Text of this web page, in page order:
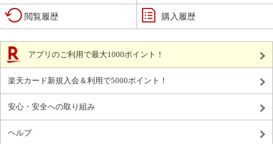
閲覧履歴 購入履歴
アプリのご利用で最大1000ポイント！
楽天カード新規入会＆利用で5000ポイント！
安心・安全への取り組み
ヘルプ